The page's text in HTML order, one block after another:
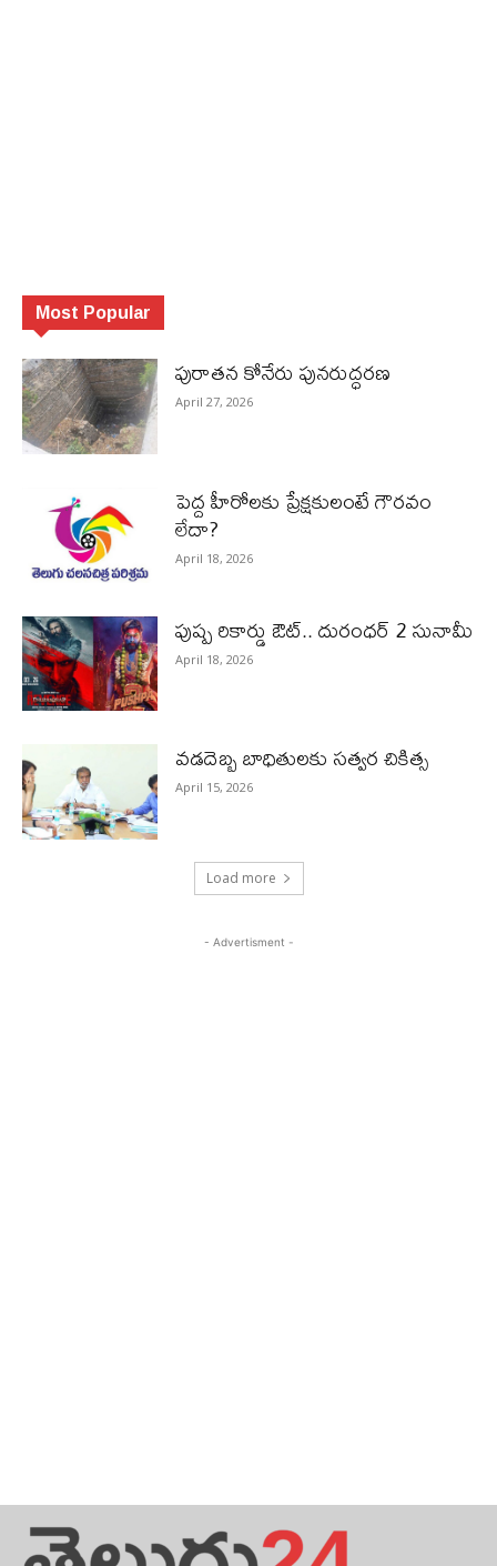
Most Popular
పురాత‌న కోనేరు పున‌రుద్ధ‌ర‌ణ
April 27, 2026
పెద్ద హీరోల‌కు ప్రేక్ష‌కులంటే గౌర‌వం
లేదా?
April 18, 2026
పుష్ప రికార్డు ఔట్‌.. దురంధ‌ర్ 2 సునామీ
April 18, 2026
వడదెబ్బ బాధితులకు సత్వర చికిత్స
April 15, 2026
Load more
- Advertisment -